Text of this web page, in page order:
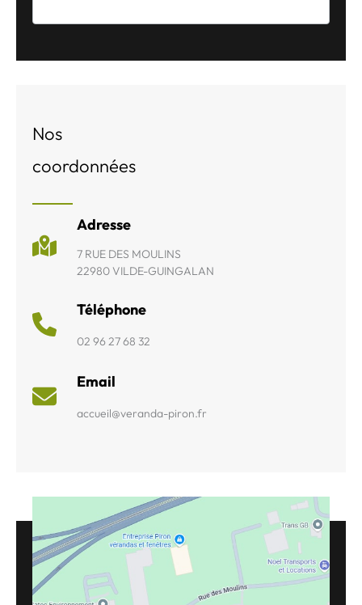
Nos
coordonnées
Adresse
7 RUE DES MOULINS
22980 VILDE-GUINGALAN
Téléphone
02 96 27 68 32
Email
accueil@veranda-piron.fr